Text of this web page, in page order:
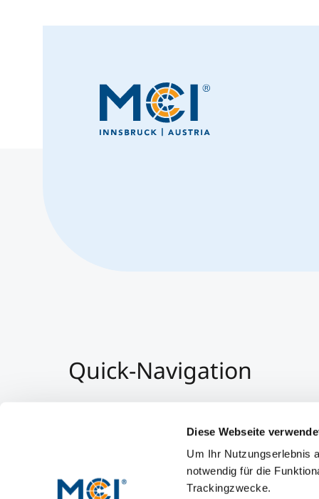
Diese Webseite
Um Ihr Nutzungserlebnis
notwendig für die
Trackingzwecke.
Quick-Navigation